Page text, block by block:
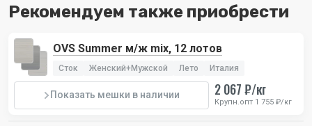
Рекомендуем также приобрести
OVS Summer м/ж mix, 12 лотов
Сток Женский+Мужской Лето Италия
Показать мешки в наличии 2 067 ₽/кг
Крупн.опт 1 755 ₽/кг